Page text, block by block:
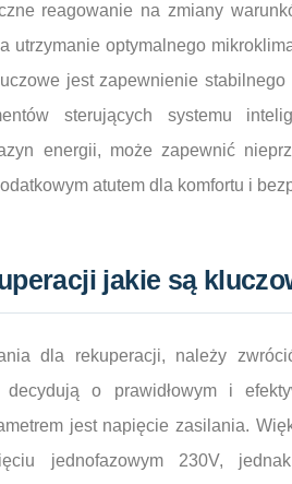
reagowanie na zmiany
utrzymanie optymalnego
jest zapewnienie
sterujących systemu
energii, może zapewnić
atutem dla komfortu i
jakie są
dla rekuperacji, należy
decydują o prawidłowym i
jest napięcie zasilania.
jednofazowym 230V,